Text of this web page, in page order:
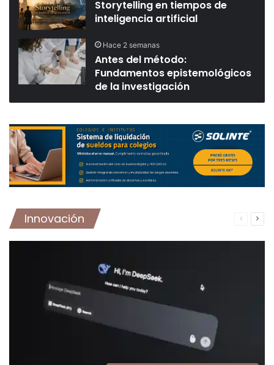
Storytelling en tiempos de
inteligencia artificial
Hace 2 semanas
Antes del método:
Fundamentos epistemológicos
de la investigación
Innovación
Página